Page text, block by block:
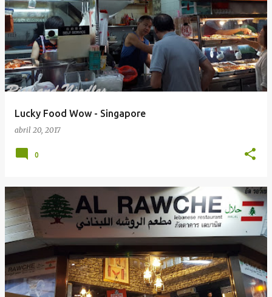
Lucky Food Wow - Singapore
abril 20, 2017
0